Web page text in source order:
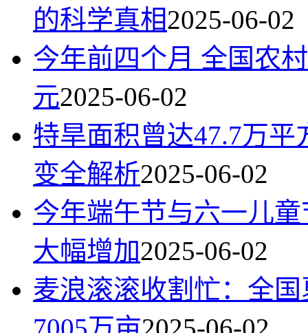
的科学真相2025-06-02
今年前四个月 全国农
元2025-06-02
特旱面积曾达47.7万
变全解析2025-06-02
今年端午节与六一儿
大幅增加2025-06-02
麦浪滚滚收割忙：全